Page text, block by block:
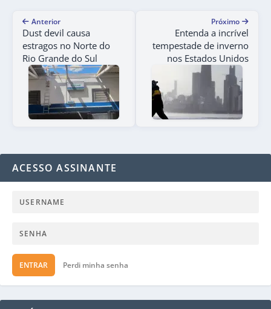
Anterior
Dust devil causa
estragos no Norte do
Rio Grande do Sul
Próximo
Entenda a incrível
tempestade de inverno
nos Estados Unidos
ACESSO ASSINANTE
ENTRAR Perdi minha senha